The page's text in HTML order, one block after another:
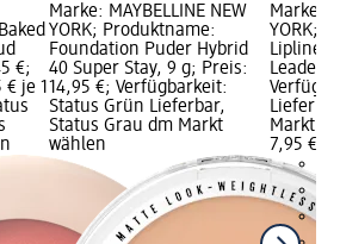
€;
je 1
Marke: MAYBELLINE NEW
YORK; Produktname:
Foundation Puder Hybrid
40 Super Stay, 9 g; Preis:
14,95 €; Verfügbarkeit:
Status Grün Lieferbar,
Status Grau dm Markt
wählen
Marke:
YORK;
Lipliner
Leader,
Markt
7,95 €